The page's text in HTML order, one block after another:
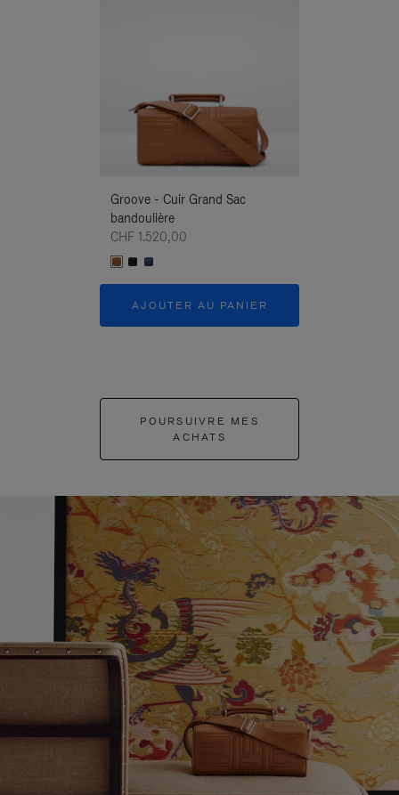
Groove - Cuir Grand Sac
bandoulière
CHF 1.520,00
AJOUTER AU PANIER
POURSUIVRE MES
ACHATS